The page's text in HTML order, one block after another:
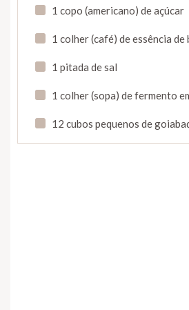
1 copo (americano) de açúcar
1 colher (café) de essência de
1 pitada de sal
1 colher (sopa) de fermento
12 cubos pequenos de